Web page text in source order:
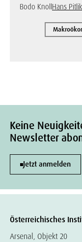
Bodo KnollHans Pitlik
Keine
Newsletter
Jetzt anmelden
Österreichisches
Arsenal, Objekt 20